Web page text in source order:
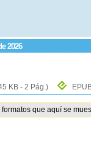
2026
KB - 2 Pág.)
que aquí se